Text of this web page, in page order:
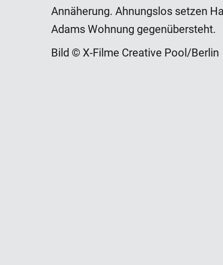
Annäherung. Ahnungslos setzen
Adams Wohnung gegenübersteht.
Bild © X-Filme Creative Pool/Berlin